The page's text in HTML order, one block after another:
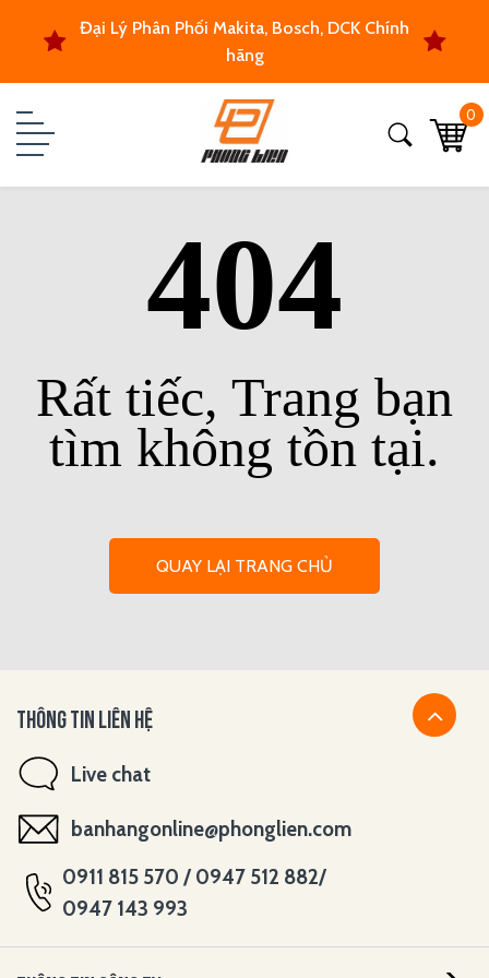
Đại Lý Phân Phối Makita, Bosch, DCK Chính
hãng
0
404
Rất tiếc, Trang bạn
tìm không tồn tại.
QUAY LẠI TRANG CHỦ
THÔNG TIN LIÊN HỆ
Live chat
banhangonline@phonglien.com
0911 815 570 / 0947 512 882/
0947 143 993